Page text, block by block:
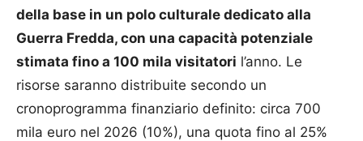
della base in un polo culturale dedicato alla
Guerra Fredda, con una capacità potenziale
stimata fino a 100 mila visitatori l’anno. Le
risorse saranno distribuite secondo un
cronoprogramma finanziario definito: circa 700
mila euro nel 2026 (10%), una quota fino al 25%